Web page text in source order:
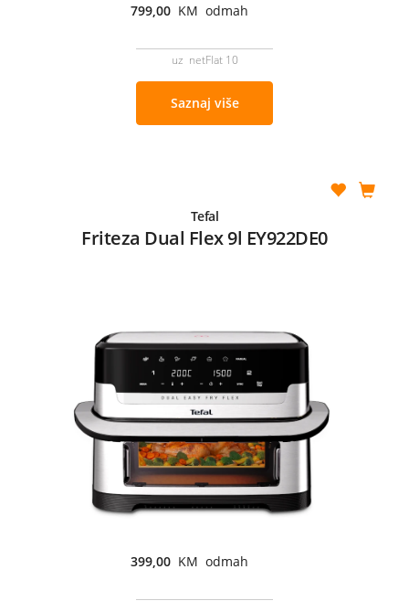
799,00 KM odmah
uz netFlat 10
Saznaj više
Tefal
Friteza Dual Flex 9l EY922DE0
399,00 KM odmah